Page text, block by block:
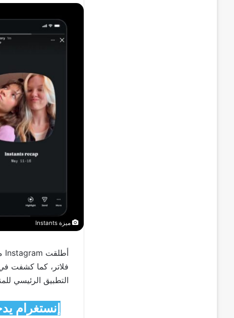
ميزة Instants
أطلقت Instagram
فلاتر، كما كشفت
التطبيق الرئيسي